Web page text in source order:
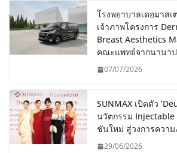
โรงพยาบาลเดอมาส
เจ้าภาพโครงการ
Breast Aesthetics
คณะแพทย์จากนานาป
07/07/2026
SUNMAX เปิดตัว
นวัตกรรม Injectable
ชันใหม่ สู่วงการความ
29/06/2026